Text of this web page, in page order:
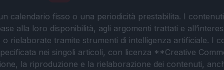
calendario fisso o una periodicità prestabilita. I
alla loro disponibilità, agli argomenti trattati e
rielaborate tramite strumenti di intelligenza artificiale. I
nei singoli articoli, con licenza **Creative
la riproduzione e la rielaborazione dei contenuti,